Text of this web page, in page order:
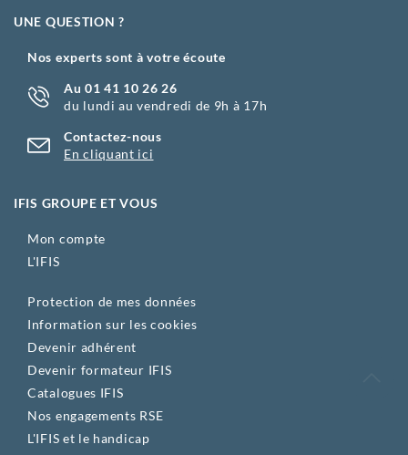
IFIS GROUPE ET VOUS
Mon compte
L'IFIS
Protection de mes données
Information sur les cookies
Devenir adhérent
Devenir formateur IFIS
Catalogues IFIS
Nos engagements RSE
L'IFIS et le handicap
UNE QUESTION ?
Nos experts sont à votre écoute
Au 01 41 10 26 26
du lundi au vendredi de 9h à 17h
Contactez-nous
En cliquant ici